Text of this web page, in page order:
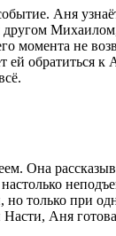
Аня
момента не
ей обратиться
Она
но только при
Аня